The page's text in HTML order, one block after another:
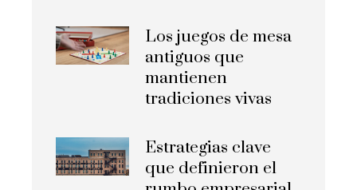
Los juegos de mesa
antiguos que
mantienen
tradiciones vivas
Estrategias clave
que definieron el